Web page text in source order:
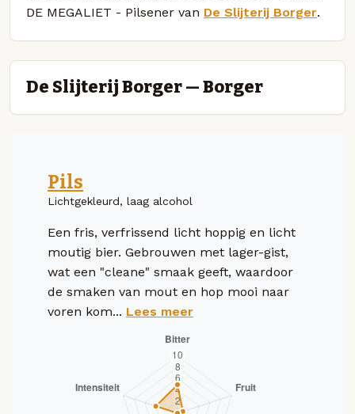
DE MEGALIET - Pilsener van De Slijterij Borger.
De Slijterij Borger — Borger
Pils
Lichtgekleurd, laag alcohol
Een fris, verfrissend licht hoppig en licht
moutig bier. Gebrouwen met lager-gist,
wat een "cleane" smaak geeft, waardoor
de smaken van mout en hop mooi naar
voren kom... Lees meer